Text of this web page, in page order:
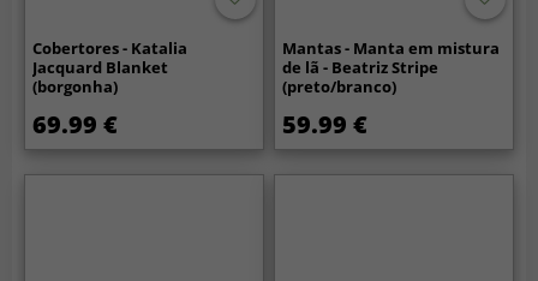
Cobertores - Katalia
Jacquard Blanket
(borgonha)
69.99 €
Mantas - Manta em mistura
de lã - Beatriz Stripe
(preto/branco)
59.99 €